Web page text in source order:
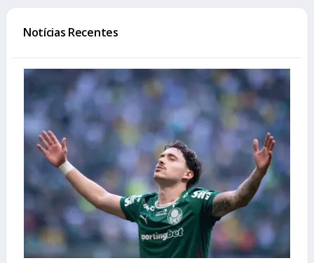
Notícias Recentes